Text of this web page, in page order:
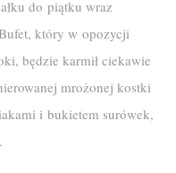
do piątku wraz
który w opozycji
będzie karmił ciekawie
mrożonej kostki
i bukietem surówek,